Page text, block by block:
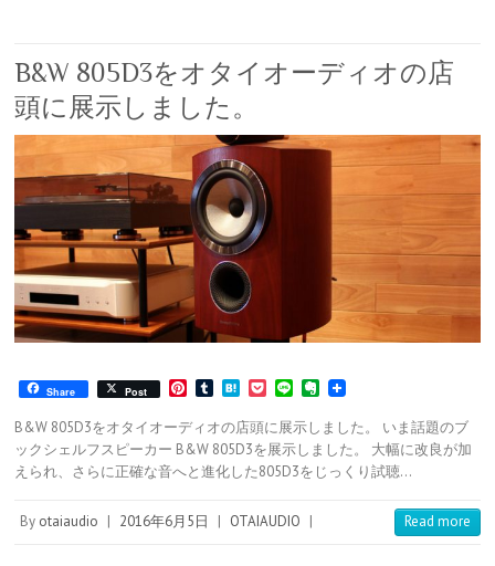
B&W 805D3をオタイオーディオの店
頭に展示しました。
Share Post
P
n
t
e
r
s
t
T
m
b
l
r
H
t
e
n
a
P
c
k
e
t
L
n
e
E
e
r
n
o
B&W 805D3をオタイオーディオの店頭に展示しました。 いま話題のブ
ックシェルフスピーカー B&W 805D3を展示しました。 大幅に改良が加
えられ、さらに正確な音へと進化した805D3をじっくり試聴…
By otaiaudio | 2016年6月5日 | OTAIAUDIO | Read more